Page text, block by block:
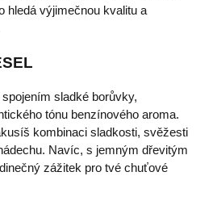
hledá výjimečnou kvalitu a
sladké borůvky,
tónu benzínového aroma.
kombinaci sladkosti, svěžesti
Navíc, s jemným dřevitým
zážitek pro tvé chuťové